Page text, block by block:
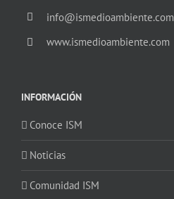
info@ismedioambiente.com
www.ismedioambiente.com
INFORMACIÓN
Conoce ISM
Noticias
Comunidad ISM